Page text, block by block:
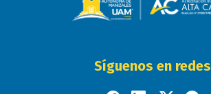
Síguenos en redes